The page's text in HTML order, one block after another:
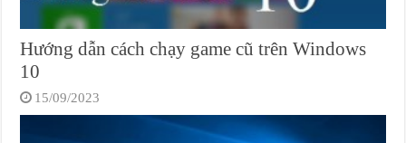
Hướng dẫn cách chạy game cũ trên Windows
10
15/09/2023